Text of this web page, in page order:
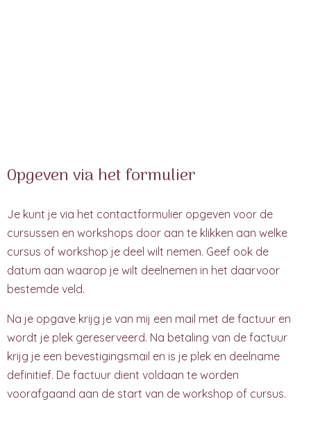
Opgeven via het formulier
Je kunt je via het contactformulier opgeven voor de
cursussen en workshops door aan te klikken aan welke
cursus of workshop je deel wilt nemen. Geef ook de
datum aan waarop je wilt deelnemen in het daarvoor
bestemde veld.
Na je opgave krijg je van mij een mail met de factuur en
wordt je plek gereserveerd. Na betaling van de factuur
krijg je een bevestigingsmail en is je plek en deelname
definitief. De factuur dient voldaan te worden
voorafgaand aan de start van de workshop of cursus.